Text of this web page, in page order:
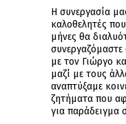
Η συνεργασία
καλοθελητές που
μήνες θα
με τον Γιώργο
μαζί με τους
αναπτύξαμε
ζητήματα που
για